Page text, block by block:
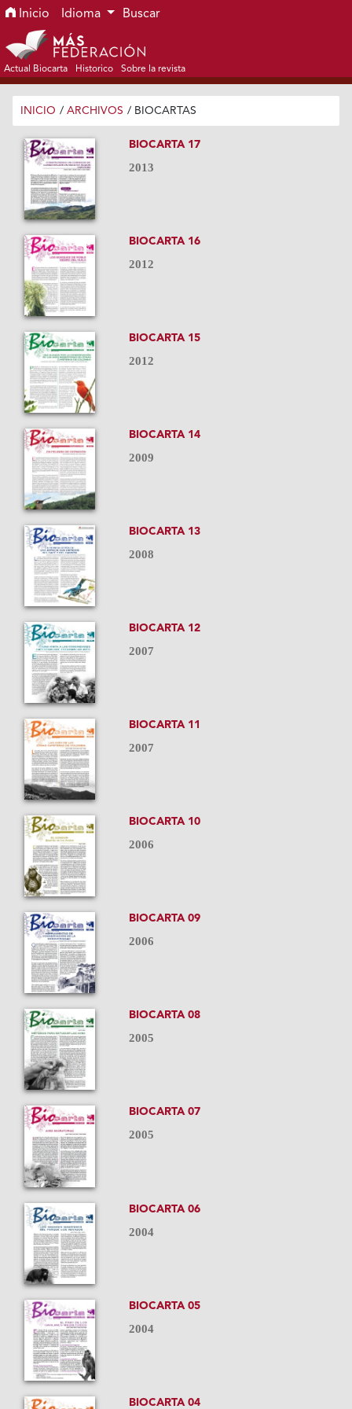
Ir al menú de navegación principal
Ir al contenido principal
Ir al pie de página del sitio
Inicio Idioma Buscar
Actual Biocarta Historico Sobre la revista
INICIO / ARCHIVOS / BIOCARTAS
BIOCARTA 17
2013
BIOCARTA 16
2012
BIOCARTA 15
2012
BIOCARTA 14
2009
BIOCARTA 13
2008
BIOCARTA 12
2007
BIOCARTA 11
2007
BIOCARTA 10
2006
BIOCARTA 09
2006
BIOCARTA 08
2005
BIOCARTA 07
2005
BIOCARTA 06
2004
BIOCARTA 05
2004
BIOCARTA 04